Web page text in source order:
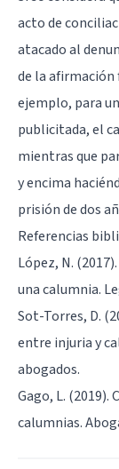
acto de
atacado al
de la afirmación
ejemplo, para
publicitada, el
mientras que
y encima
prisión de dos
Referencias
López, N.
una calumnia.
Sot-Torres, D.
entre injuria y
abogados.
Gago, L. (2019).
calumnias.